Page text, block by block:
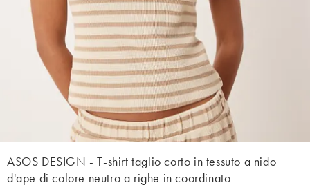
ASOS DESIGN - T-shirt taglio corto in tessuto a nido
d'ape di colore neutro a righe in coordinato